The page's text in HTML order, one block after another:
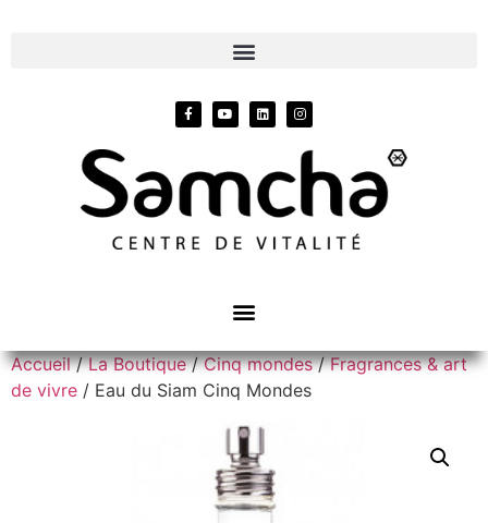
Accueil/La Boutique/Cinq mondes/Fragrances & art
de vivre / Eau du Siam Cinq Mondes